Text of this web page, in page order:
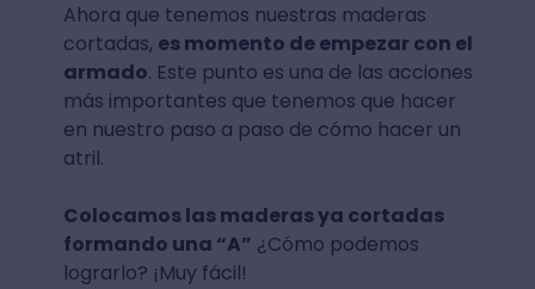
Ahora que tenemos nuestras maderas
cortadas, es momento de empezar con el
armado. Este punto es una de las acciones
más importantes que tenemos que hacer
en nuestro paso a paso de cómo hacer un
atril.
Colocamos las maderas ya cortadas
formando una “A” ¿Cómo podemos
lograrlo? ¡Muy fácil!